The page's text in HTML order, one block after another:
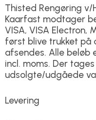
Thisted Rengøring v/
Kaarfast modtager
VISA, VISA Electron,
først blive trukket på
afsendes. Alle beløb
incl. moms. Der
udsolgte/udgåede
Levering